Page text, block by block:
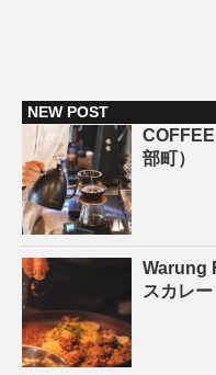
NEW POST
部町）
Warung
スカレー